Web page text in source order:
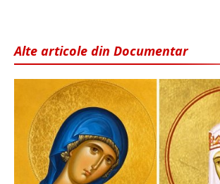
Alte articole din Documentar